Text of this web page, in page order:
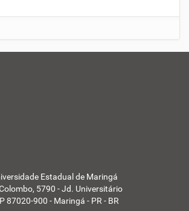
Estadual de Maringá
5790 - Jd. Universitário
87020-900 - Maringá - PR - BR